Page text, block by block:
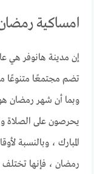
امساكية رمضان 2023 في
إن مدينة هانوفر هي
تضم مجتمعًا متنوعًا
وبما أن شهر رمضان هو
يحرصون على الصلاة
المبارك ، وبالنسبة
رمضان ، فإنها